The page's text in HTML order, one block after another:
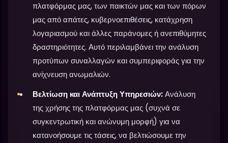
πλατφόρμας μας, των παικτών μας και των πόρων
μας από απάτες, κυβερνοεπιθέσεις, κατάχρηση
λογαριασμού και άλλες παράνομες ή ανεπιθύμητες
δραστηριότητες. Αυτό περιλαμβάνει την ανάλυση
προτύπων συναλλαγών και συμπεριφοράς για την
ανίχνευση ανωμαλιών.
Βελτίωση και Ανάπτυξη Υπηρεσιών:Ανάλυση
της χρήσης της πλατφόρμας μας (συχνά σε
συγκεντρωτική και ανώνυμη μορφή) για να
κατανοήσουμε τις τάσεις, να βελτιώσουμε την